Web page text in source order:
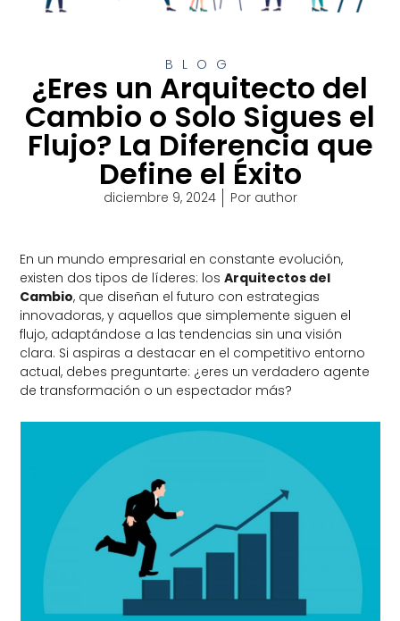
BLOG
¿Eres un Arquitecto del
Cambio o Solo Sigues el
Flujo? La Diferencia que
Define el Éxito
diciembre 9, 2024 Porauthor
En un mundo empresarial en constante evolución,
existen dos tipos de líderes: losArquitectos del
Cambio, que diseñan el futuro con estrategias
innovadoras, y aquellos que simplemente siguen el
flujo, adaptándose a las tendencias sin una visión
clara. Si aspiras a destacar en el competitivo entorno
actual, debes preguntarte: ¿eres un verdadero agente
de transformación o un espectador más?